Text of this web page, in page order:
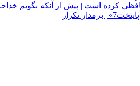
کرده است | پیش از آنکه بگویم
تکرار